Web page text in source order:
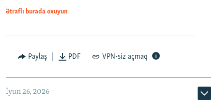
Auto 240p 360p 480p
720p 1080p
Ətraflı burada oxuyun
Paylaş PDF VPN-siz açmaq
İyun 26, 2026